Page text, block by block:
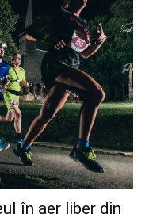
în aer liber din